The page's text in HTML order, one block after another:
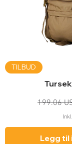
TILBUD
Vanlig
199.06
Legg til